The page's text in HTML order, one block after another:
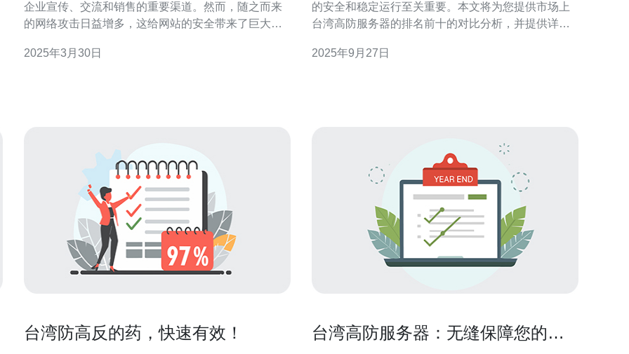
企业宣传、交流和销售的重要渠道。然而，随之而来
的网络攻击日益增多，这给网站的安全带来了巨大的
台湾成为了一个理想的选择。 高防服务器台湾是一种
2025年3月30日
的安全和稳定运行至关重要。本文将为您提供市场上
台湾高防服务器的排名前十的对比分析，并提供详细
服务器？ 1.1 高防服务器的定义 高防服务器是指具有
2025年9月27日
台湾防高反的药，快速有效！
台湾高防服务器：无缝保障您的网